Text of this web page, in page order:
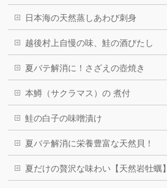
日本海の天然蒸しあわび刺身
越後村上自慢の味、鮭の酒びたし
夏バテ解消に！さざえの壺焼き
本鱒（サクラマス）の 煮付
鮭の白子の味噌漬け
夏バテ解消に栄養豊富な天然貝！
夏だけの贅沢な味わい【天然岩牡蠣】